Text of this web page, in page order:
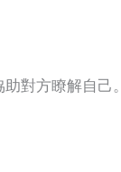
對方瞭解自己。